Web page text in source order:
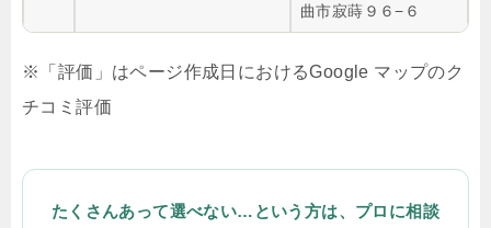
曲市寂蒔９６−６
※「評価」はページ作成日におけるGoogle マップのク
チコミ評価
たくさんあって選べない…という方は、プロに相談